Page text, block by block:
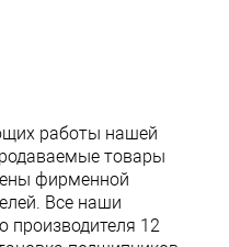
работы нашей
товары
фирменной
Все наши
производителя 12